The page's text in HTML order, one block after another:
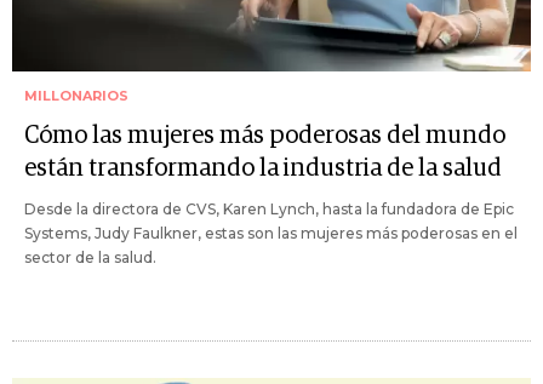
MILLONARIOS
Cómo las mujeres más poderosas del mundo
están transformando la industria de la salud
Desde la directora de CVS, Karen Lynch, hasta la fundadora de Epic
Systems, Judy Faulkner, estas son las mujeres más poderosas en el
sector de la salud.